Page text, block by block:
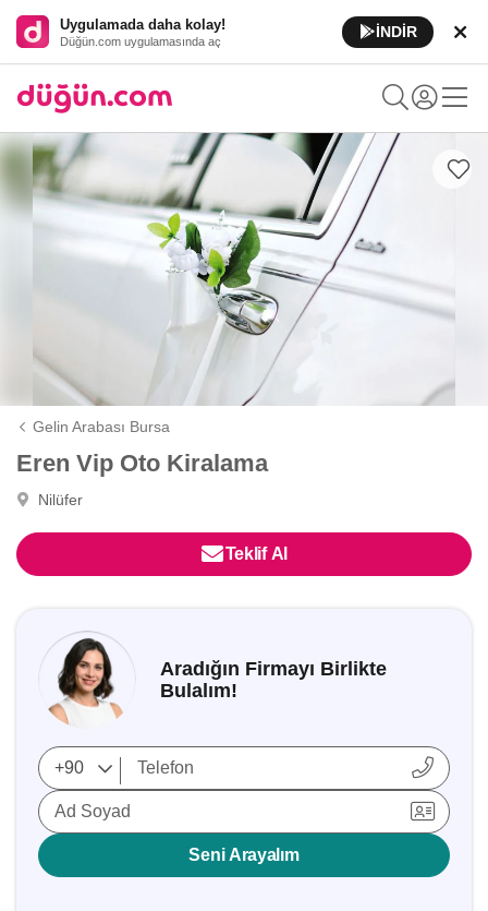
Uygulamada daha kolay!
Düğün.com uygulamasında aç
İNDİR
Gelin Arabası Bursa
Eren Vip Oto Kiralama
Nilüfer
Teklif Al
Aradığın Firmayı Birlikte
Bulalım!
Ad Soyad
Seni Arayalım